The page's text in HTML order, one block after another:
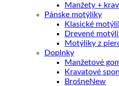
Manžety +
Pánske motýliky
Klasické
Drevené
Motýliky z
Doplnky
Manžetové
Kravatové
Brošne